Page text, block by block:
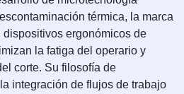
térmica, la marca
ergonómicos de
la fatiga del operario y
corte. Su filosofía de
integración de flujos de trabajo